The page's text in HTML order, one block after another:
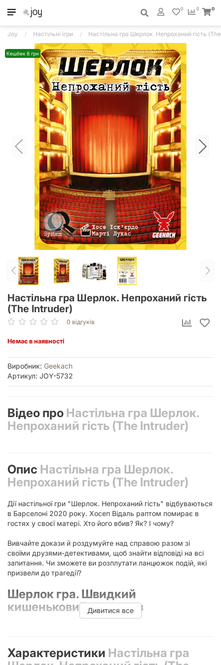
0
0 0
Joy Настільні ігри Настільна гра Шерлок. Непроханий гість
Кешбек 8 грн
Настільна гра Шерлок. Непроханий гість
(The Intruder)
0 відгуків
Немає в наявності
Виробник: Geekach
Артикул: JOY-5732
Відео про Настільна гра Шерлок.
Непроханий гість (The Intruder)
Опис Настільна гра Шерлок.
Непроханий гість (The Intruder)
Дії настільної гри "Шерлок. Непроханий гість" відбуваються
в Барселоні 2020 року. Хосеп Відаль раптом помирає в
гостях у своєї матері. Хто його вбив? Як? І чому?
Вивчайте докази й роздумуйте над справою разом зі
своїми друзями-детективами, щоб знайти відповіді на всі
запитання. Чи зможете ви розплутати ланцюжок подій, які
призвели до трагедії?
Шерлок гра. Швидкий
кишеньковий детектив
2019 році ця гра стала номінантом престижного конкурсу
«Spiel des Jahres» (Гра року в Німеччині). У кожній
Дивитися все
Характеристики Настільна гра